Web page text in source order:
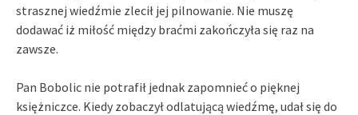
strasznej wiedźmie zlecił jej pilnowanie. Nie muszę
dodawać iż miłość między braćmi zakończyła się raz na
zawsze.
Pan Bobolic nie potrafił jednak zapomnieć o pięknej
księżniczce. Kiedy zobaczył odlatującą wiedźmę, udał się do